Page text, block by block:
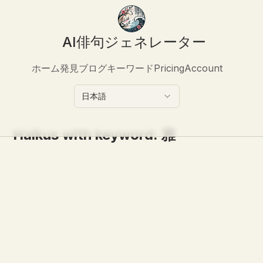
AI俳句ジェネレーター
ホーム発見ブログキーワードPricingAccount
日本語
Haikus with keyword:雅